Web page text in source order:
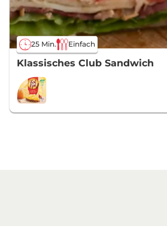
25 Min. Einfach
Klassisches Club Sandwich